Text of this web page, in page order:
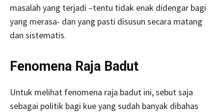
masalah yang terjadi –tentu tidak enak didengar bagi
yang merasa- dan yang pasti disusun secara matang
dan sistematis.
Fenomena Raja Badut
Untuk melihat fenomena raja badut ini, sebut saja
sebagai politik bagi kue yang sudah banyak dibahas